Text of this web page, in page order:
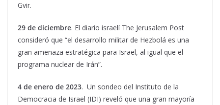
Gvir.
29 de diciembre. El diario israelí The Jerusalem Post
consideró que “el desarrollo militar de Hezbolá es una
gran amenaza estratégica para Israel, al igual que el
programa nuclear de Irán”.
4 de enero de 2023. Un sondeo del Instituto de la
Democracia de Israel (IDI) reveló que una gran mayoría